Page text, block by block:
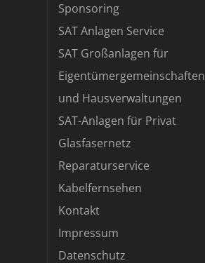
Sponsoring
SAT Anlagen Service
SAT Großanlagen für
Eigentümergemeinschaften
und Hausverwaltungen
SAT-Anlagen für Privat
Glasfasernetz
Reparaturservice
Kabelfernsehen
Kontakt
Impressum
Datenschutz